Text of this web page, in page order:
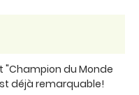
"Champion du Monde
déjà remarquable!